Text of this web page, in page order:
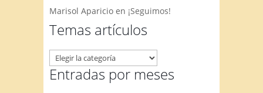
Marisol Aparicio en ¡Seguimos!
Temas artículos
Temas
artículos
Entradas por meses